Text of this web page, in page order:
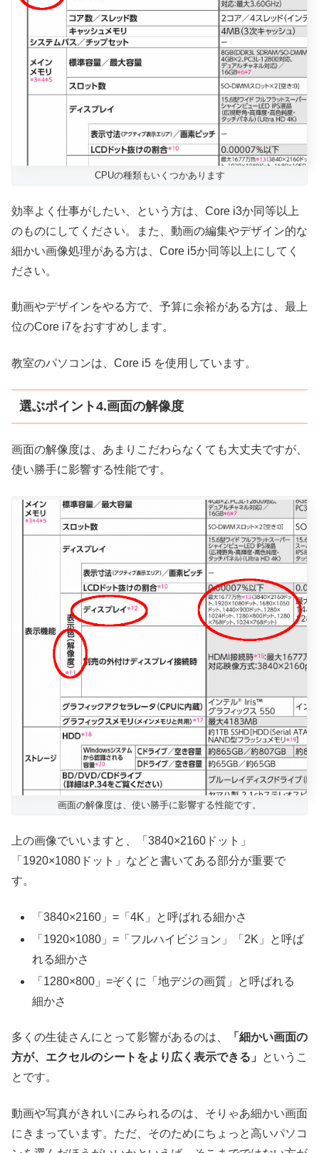
CPUの種類もいくつかあります
効率よく仕事がしたい、という方は、Core i3か同等以上
のものにしてください。また、動画の編集やデザイン的な
細かい画像処理がある方は、Core i5か同等以上にしてく
ださい。
動画やデザインをやる方で、予算に余裕がある方は、最上
位のCore i7をおすすめします。
教室のパソコンは、Core i5 を使用しています。
選ぶポイント4.画面の解像度
画面の解像度は、あまりこだわらなくても大丈夫ですが、
使い勝手に影響する性能です。
画面の解像度は、使い勝手に影響する性能です。
上の画像でいいますと、「3840×2160ドット」
「1920×1080ドット」などと書いてある部分が重要で
す。
「3840×2160」=「4K」と呼ばれる細かさ
「1920×1080」=「フルハイビジョン」「2K」と呼ば
れる細かさ
「1280×800」=ぞくに「地デジの画質」と呼ばれる
細かさ
多くの生徒さんにとって影響があるのは、
「細かい画面の
方が、エクセルのシートをより広く表示できる」
というこ
とです。
動画や写真がきれいにみられるのは、そりゃあ細かい画面
にきまっています。ただ、そのためにちょっと高いパソコ